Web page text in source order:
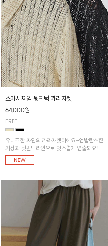
스카시짜임 뒷핀턱 카라자켓
64,000원
FREE
유니크한 짜임의 카라자켓이에요~언발란스한
기장과 뒷핀턱라인으로 멋스럽게 연출돼요!